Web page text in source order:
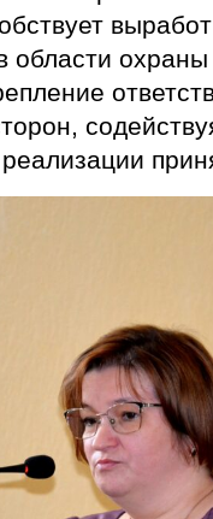
области